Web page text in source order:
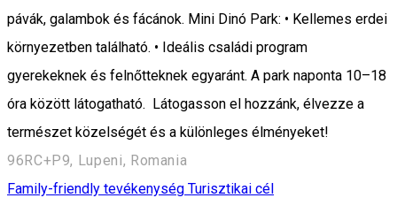
pávák, galambok és fácánok. Mini Dinó Park: • Kellemes erdei
környezetben található. • Ideális családi program
gyerekeknek és felnőtteknek egyaránt. A park naponta 10–18
óra között látogatható. Látogasson el hozzánk, élvezze a
természet közelségét és a különleges élményeket!
96RC+P9, Lupeni, Romania
Family-friendly tevékenység Turisztikai cél